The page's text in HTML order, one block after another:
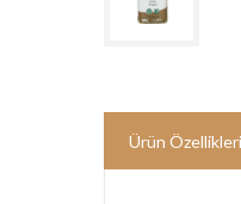
Ürün Özellikleri